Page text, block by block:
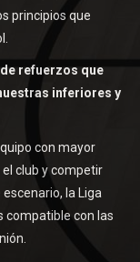
principios que
refuerzos que
inferiores y
con mayor
club y competir
la Liga
compatible con las